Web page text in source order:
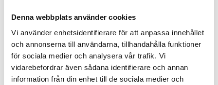
Denna webbplats använder cookies
Vi använder enhetsidentifierare för att anpassa innehållet
och annonserna till användarna, tillhandahålla funktioner
för sociala medier och analysera vår trafik. Vi
vidarebefordrar även sådana identifierare och annan
information från din enhet till de sociala medier och
Lagerstatus
Beställningsvara, lev. tid: 1-2
veckor
Artikelnr